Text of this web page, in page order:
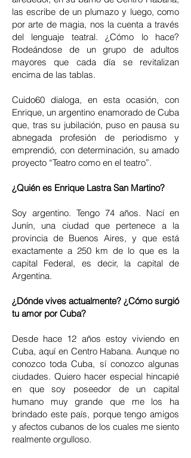
las escribe de un plumazo y luego, como
por arte de magia, nos la cuenta a través
del lenguaje teatral. ¿Cómo lo hace?
Rodeándose de un grupo de adultos
mayores que cada día se revitalizan
encima de las tablas.
Cuido60 dialoga, en esta ocasión, con
Enrique, un argentino enamorado de Cuba
que, tras su jubilación, puso en pausa su
abnegada profesión de periodismo y
emprendió, con determinación, su amado
proyecto “Teatro como en el teatro”.
¿Quién es Enrique Lastra San Martino?
Soy argentino. Tengo 74 años. Nací en
Junín, una ciudad que pertenece a la
provincia de Buenos Aires, y que está
exactamente a 250 km de lo que es la
capital Federal, es decir, la capital de
Argentina.
¿Dónde vives actualmente? ¿Cómo surgió
tu amor por Cuba?
Desde hace 12 años estoy viviendo en
Cuba, aquí en Centro Habana. Aunque no
conozco toda Cuba, sí conozco algunas
ciudades. Quiero hacer especial hincapié
en que soy poseedor de un capital
humano muy grande que me los ha
brindado este país, porque tengo amigos
y afectos cubanos de los cuales me siento
realmente orgulloso.